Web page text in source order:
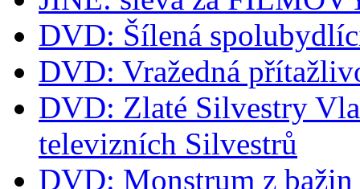
DVD: Šílená
DVD: Vražedná
DVD: Zlaté Silvestry
televizních Silvestrů
DVD: Monstrum z bažin